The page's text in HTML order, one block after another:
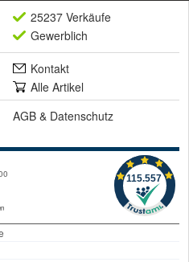
25237 Verkäufe
Gewerblich
Kontakt
Alle Artikel
AGB & Datenschutz